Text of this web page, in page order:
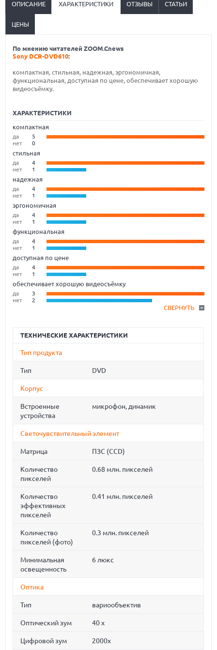
ОПИСАНИЕ ХАРАКТЕРИСТИКИ ОТЗЫВЫ СТАТЬИ
ЦЕНЫ
По мнению читателей ZOOM.Cnews
Sony DCR-DVD610:
компактная, стильная, надежная, эргономичная,
функциональная, доступная по цене, обеспечивает хорошую
видеосъёмку.
ХАРАКТЕРИСТИКИ
компактная
да
5
нет
0
стильная
да
4
нет
1
надежная
да
4
нет
1
эргономичная
да
4
нет
1
функциональная
да
4
нет
1
доступная по цене
да
4
нет
1
обеспечивает хорошую видеосъёмку
да
3
нет
2
СВЕРНУТЬ
ТЕХНИЧЕСКИЕ ХАРАКТЕРИСТИКИ
Тип продукта
Тип DVD
Корпус
Встроенные
устройства
микрофон, динамик
Светочувствительный элемент
Матрица ПЗС (CCD)
Количество
пикселей
0.68 млн. пикселей
Количество
эффективных
пикселей
0.41 млн. пикселей
Количество
пикселей (фото)
0.3 млн. пикселей
Минимальная
освещенность
6 люкс
Оптика
Тип вариообъектив
Оптический зум 40 x
Цифровой зум 2000x